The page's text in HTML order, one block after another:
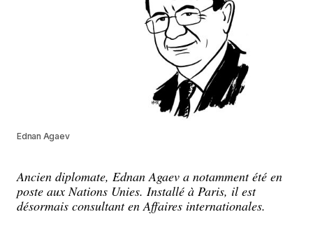
Ednan Agaev
Ancien diplomate, Ednan Agaev a notamment été en
poste aux Nations Unies. Installé à Paris, il est
désormais consultant en Affaires internationales.